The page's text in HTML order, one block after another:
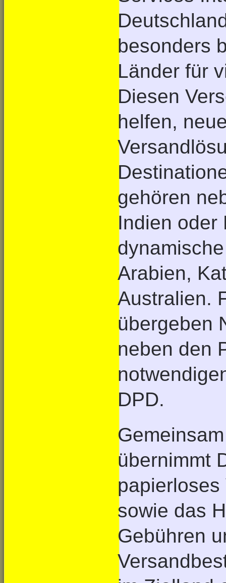
besonders
Länder für
Diesen
helfen,
gehören
Indien oder
Arabien,
Australien.
übergeben
neben den
DPD.
übernimmt
sowie das
Gebühren